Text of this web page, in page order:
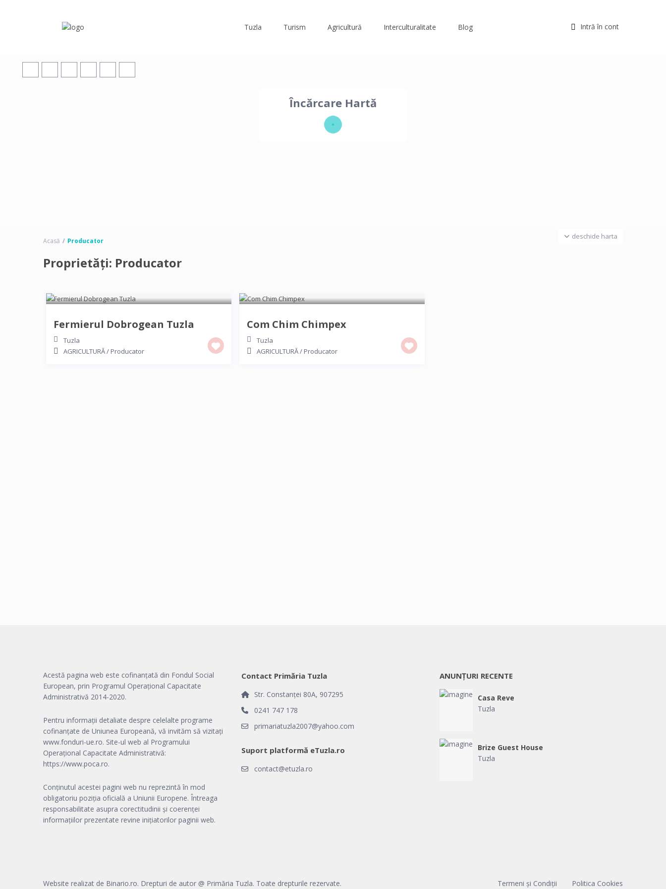
Intră în cont
Tuzla Turism Agricultură Interculturalitate Blog
Încărcare Hartă
deschide harta
Acasă Producator
Proprietăți: Producator
Fermierul Dobrogean Tuzla
Tuzla
AGRICULTURĂ/ Producator
Com Chim Chimpex
Tuzla
AGRICULTURĂ/ Producator
Acestă pagina web este cofinanțată din Fondul Social
European, prin Programul Operațional Capacitate
Administrativă 2014-2020.
Pentru informații detaliate despre celelalte programe
cofinanțate de Uniunea Europeană, vă invităm să vizitați
www.fonduri-ue.ro. Site-ul web al Programului
Operațional Capacitate Administrativă:
https://www.poca.ro.
Conținutul acestei pagini web nu reprezintă în mod
obligatoriu poziția oficială a Uniunii Europene. Întreaga
responsabilitate asupra corectitudinii și coerenței
informațiilor prezentate revine inițiatorilor paginii web.
Contact Primăria Tuzla
Str. Constanței 80A, 907295
0241 747 178
primariatuzla2007@yahoo.com
Suport platformă eTuzla.ro
contact@etuzla.ro
ANUNȚURI RECENTE
Casa Reve
Tuzla
Brize Guest House
Tuzla
Website realizat de Binario.ro. Drepturi de autor @ Primăria Tuzla. Toate drepturile rezervate. Termeni și Condiții Politica Cookies